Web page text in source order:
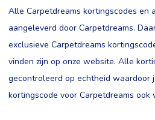
Alle Carpetdreams kortingscodes en
aangeleverd door Carpetdreams.
exclusieve Carpetdreams
vinden zijn op onze website. Alle
gecontroleerd op echtheid waardoor
kortingscode voor Carpetdreams ook